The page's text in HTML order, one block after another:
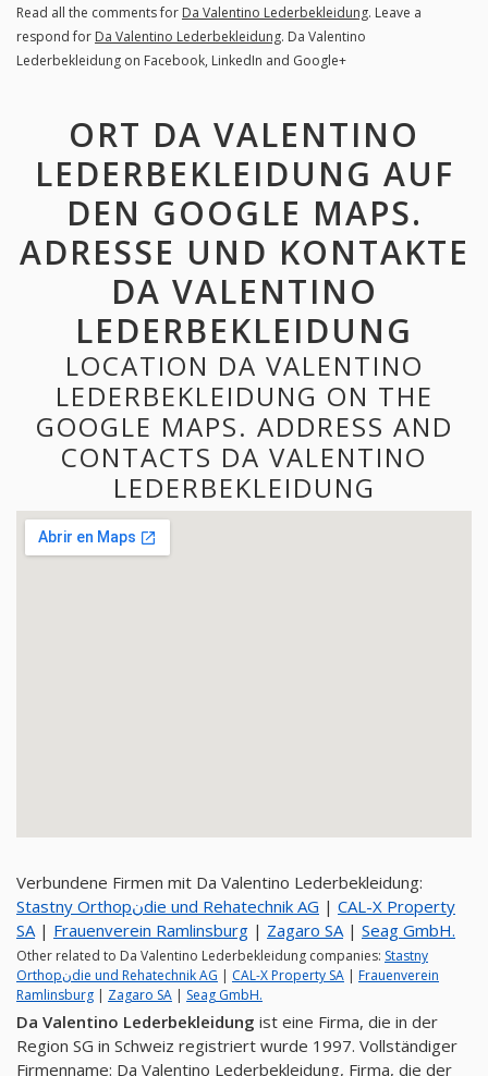
Read all the comments for Da Valentino Lederbekleidung. Leave a
respond for Da Valentino Lederbekleidung. Da Valentino
Lederbekleidung on Facebook, LinkedIn and Google+
ORT DA VALENTINO
LEDERBEKLEIDUNG AUF
DEN GOOGLE MAPS.
ADRESSE UND KONTAKTE
DA VALENTINO
LEDERBEKLEIDUNG
LOCATION DA VALENTINO
LEDERBEKLEIDUNG ON THE
GOOGLE MAPS. ADDRESS AND
CONTACTS DA VALENTINO
LEDERBEKLEIDUNG
Verbundene Firmen mit Da Valentino Lederbekleidung:
Stastny Orthopنdie und Rehatechnik AG | CAL-X Property
SA| Frauenverein Ramlinsburg | Zagaro SA| Seag GmbH.
Other related to Da Valentino Lederbekleidung companies: Stastny
Orthopنdie und Rehatechnik AG | CAL-X Property SA | Frauenverein
Ramlinsburg | Zagaro SA | Seag GmbH.
Da Valentino Lederbekleidung ist eine Firma, die in der
Region SG in Schweiz registriert wurde 1997. Vollständiger
Firmenname: Da Valentino Lederbekleidung, Firma, die der